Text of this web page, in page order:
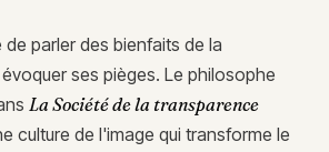
parler des bienfaits de la
ses pièges. Le philosophe
La Société de la transparence
culture de l'image qui transforme le